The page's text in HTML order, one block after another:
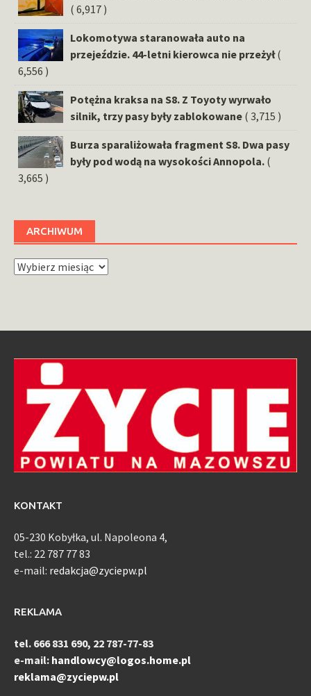
( 6,917 )
Lokomotywa staranowała auto na
przejeździe. 44-letni kierowca nie przeżył (
6,556 )
Potężna kraksa na S8. Z Toyoty wyrwało
silnik, trzy pasy były zablokowane ( 3,715 )
Burza sparaliżowała fragment S8. Dwa pasy
były pod wodą na wysokości Annopola. (
3,665 )
ARCHIWUM
Archiwum
KONTAKT
05-230 Kobyłka, ul. Napoleona 4,
tel.: 22 787 77 83
e-mail: redakcja@zyciepw.pl
REKLAMA
tel. 666 831 690, 22 787-77-83
e-mail: handlowcy@logos.home.pl
reklama@zyciepw.pl